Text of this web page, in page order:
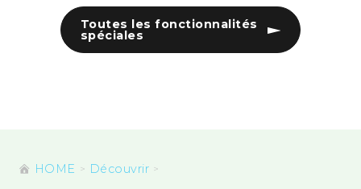
Toutes les fonctionnalités
spéciales
HOME Découvrir